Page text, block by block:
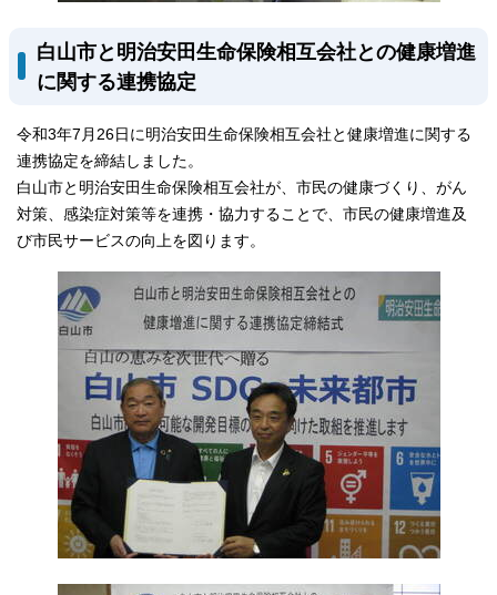
白山市と明治安田生命保険相互会社との健康増進
に関する連携協定
令和3年7月26日に明治安田生命保険相互会社と健康増進に関する
連携協定を締結しました。
白山市と明治安田生命保険相互会社が、市民の健康づくり、がん
対策、感染症対策等を連携・協力することで、市民の健康増進及
び市民サービスの向上を図ります。